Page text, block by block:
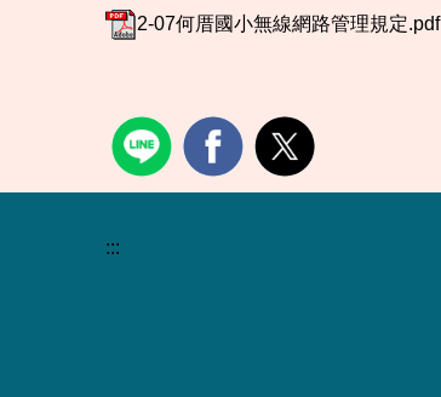
2-07何厝國小無線網路管理規定.pdf
:::